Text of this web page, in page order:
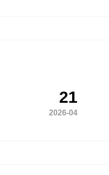
21
2026-04